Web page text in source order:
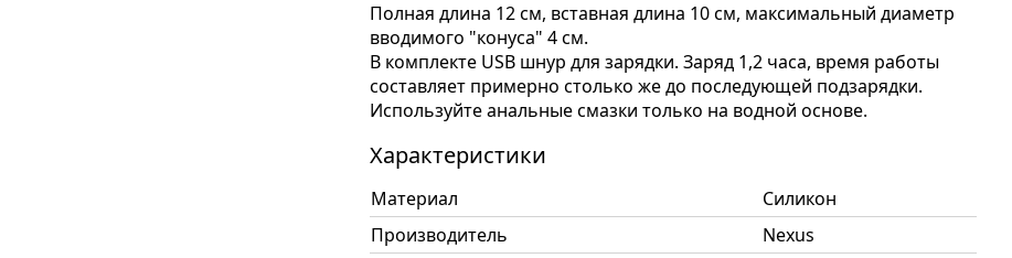
Полная длина 12 см, вставная длина 10 см, максимальный диаметр
вводимого "конуса" 4 см.
В комплекте USB шнур для зарядки. Заряд 1,2 часа, время работы
составляет примерно столько же до последующей подзарядки.
Используйте анальные смазки только на водной основе.
Характеристики
Материал
Силикон
Производитель
Nexus